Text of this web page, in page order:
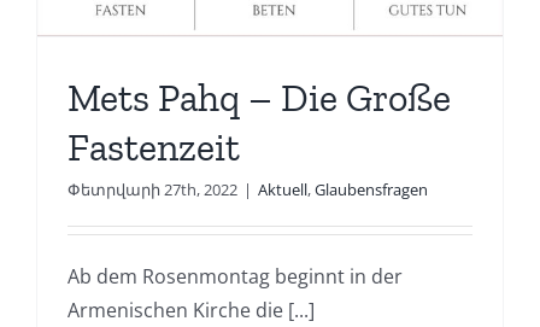
Mets Pahq – Die Große
Fastenzeit
Փետրվարի 27th, 2022 | Aktuell,Glaubensfragen
Ab dem Rosenmontag beginnt in der
Armenischen Kirche die [...]